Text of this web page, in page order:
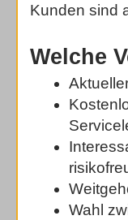
Kunden sind
Welche
Wahl